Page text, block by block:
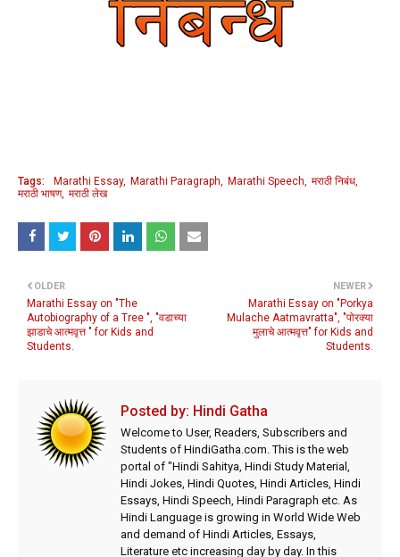
Tags: Marathi Essay Marathi Paragraph Marathi Speech
मराठी निबंध
मराठी भाषण मराठी लेख
NEWER
Marathi Essay on "Porkya
Mulache Aatmavratta", "पोरक्या
मुलाचे आत्मवृत्त" for Kids and
Students.
OLDER
Marathi Essay on "The
Autobiography of a Tree ", "वडाच्या
झाडाचे आत्मवृत्त " for Kids and
Students.
Posted by: Hindi Gatha
Welcome to User, Readers, Subscribers and
Students of HindiGatha.com. This is the web
portal of "Hindi Sahitya, Hindi Study Material,
Hindi Jokes, Hindi Quotes, Hindi Articles, Hindi
Essays, Hindi Speech, Hindi Paragraph etc. As
Hindi Language is growing in World Wide Web
and demand of Hindi Articles, Essays,
Literature etc increasing day by day. In this